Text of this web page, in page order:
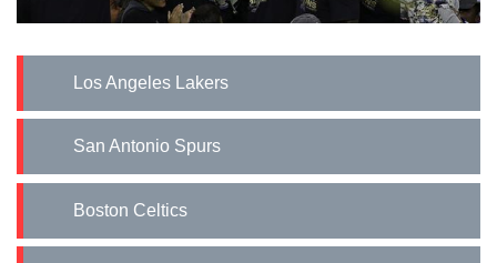
Los Angeles Lakers
San Antonio Spurs
Boston Celtics